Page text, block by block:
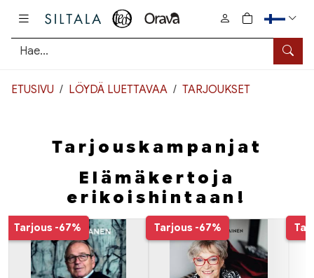
Hae
0
tuotetta
ETUSIVU LÖYDÄ LUETTAVAA TARJOUKSET
Tarjouskampanjat
Elämäkertoja
erikoishintaan!
Tuoteluettelon alku
Tarjous -67% Tarjous -67%